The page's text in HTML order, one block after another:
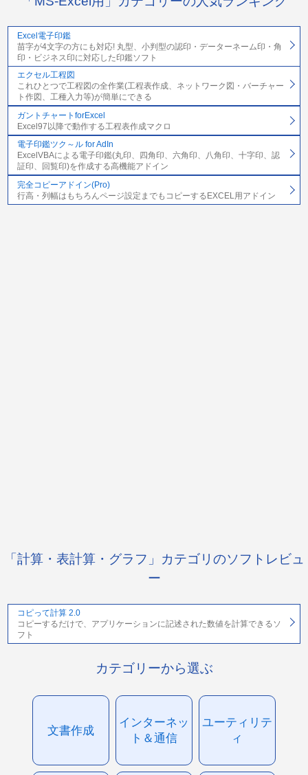
Excel電子印鑑
苗字が4文字の方にも対応! 丸型、小判型の認印・データーネーム印・角
印・ビジネス印に対応した印鑑ソフト
エクセル工程図
これひとつで工程図の全作業(工程表作成、ネットワーク図・バーチャー
ト作図、工種入力等)が簡単にできる
ガントチャートforExcel
Excel97以降で動作する工程表作成マクロ
電子印鑑ツク～ル for AdIn
ExcelVBAによる電子印鑑(丸印、四角印、六角印、八角印、十字印、認
証印、回覧印)を作成する高機能アドイン
完全コピーアドイン(Pro)
行高・列幅はもちろんページ設定までもコピーするEXCEL用アドイン
「計算・表計算・グラフ」カテゴリのソフトレビュ
ー
コピって計算 2.0
コピーするだけで、アプリケーションに記述された数値を計算できるソ
フト
カテゴリーから選ぶ
文書作成
インターネッ
ト＆通信
ユーティリテ
ィ